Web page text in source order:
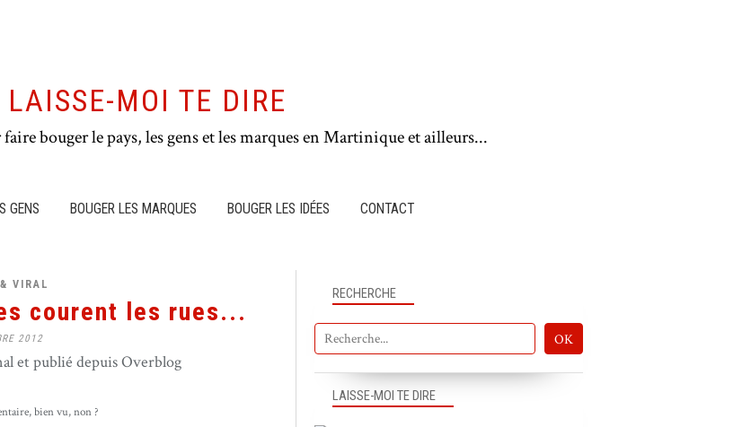
LAISSE-MOI TE DIRE
bouger le pays, les gens et les marques en Martinique et ailleurs...
GENS BOUGER LES MARQUES BOUGER LES IDÉES CONTACT
VIRAL
courent les rues...
2012
et publié depuis Overblog
bien vu, non ?
RECHERCHE
LAISSE-MOI TE DIRE